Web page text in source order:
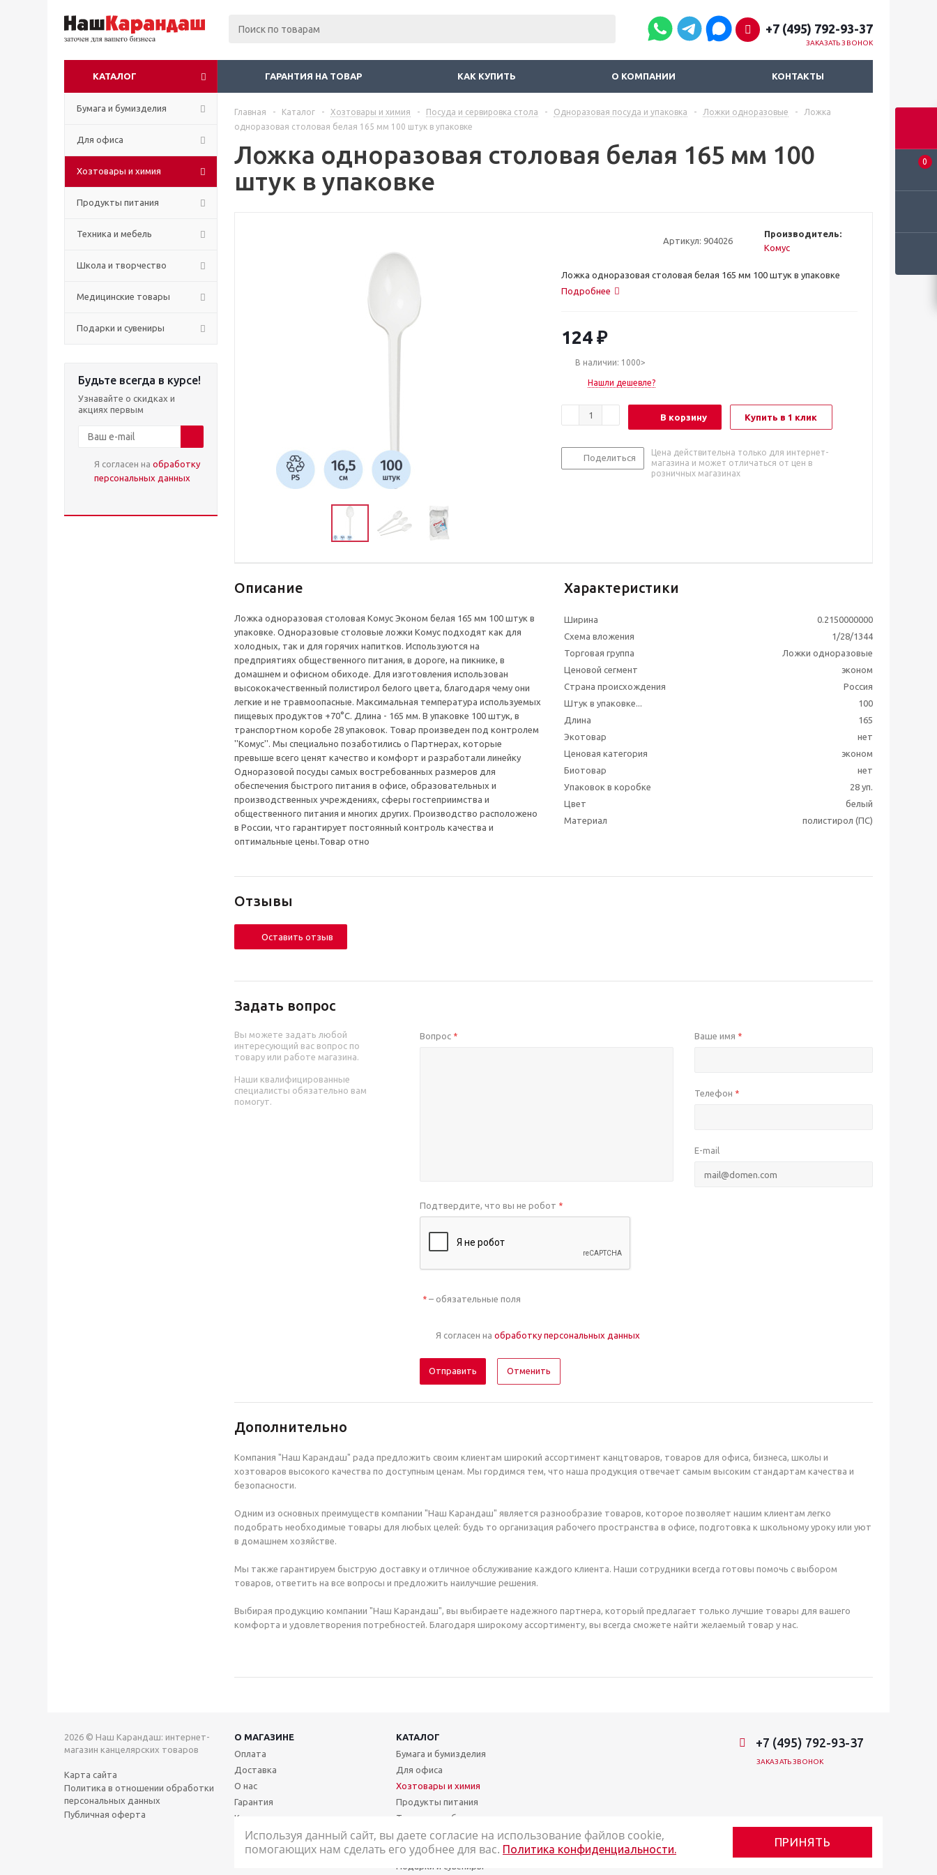
0
+7 (495) 792-93-37
ЗАКАЗАТЬ ЗВОНОК
КАТАЛОГ ГАРАНТИЯ НА ТОВАР КАК КУПИТЬ О КОМПАНИИ КОНТАКТЫ
Бумага и бумизделия
Для офиса
Хозтовары и химия
Продукты питания
Техника и мебель
Школа и творчество
Медицинские товары
Подарки и сувениры
Будьте всегда в курсе!
Узнавайте о скидках и
акциях первым
Я согласен на обработку
персональных данных
Главная - Каталог - Хозтовары и химия - Посуда и сервировка стола - Одноразовая посуда и упаковка - Ложки одноразовые -
Ложка
одноразовая столовая белая 165 мм 100 штук в упаковке
Ложка одноразовая столовая белая 165 мм 100
штук в упаковке
Артикул: 904026
Производитель:
Комус
Ложка одноразовая столовая белая 165 мм 100 штук в упаковке
Подробнее
124 ₽
В наличии: 1000>
Нашли дешевле?
В корзину Купить в 1 клик
Поделиться
Цена действительна только для интернет-
магазина и может отличаться от цен в
розничных магазинах
Описание
Ложка одноразовая столовая Комус Эконом белая 165 мм 100 штук в
упаковке. Одноразовые столовые ложки Комус подходят как для
холодных, так и для горячих напитков. Используются на
предприятиях общественного питания, в дороге, на пикнике, в
домашнем и офисном обиходе. Для изготовления использован
высококачественный полистирол белого цвета, благодаря чему они
легкие и не травмоопасные. Максимальная температура используемых
пищевых продуктов +70°С. Длина - 165 мм. В упаковке 100 штук, в
транспортном коробе 28 упаковок. Товар произведен под контролем
''Комус''. Мы специально позаботились о Партнерах, которые
превыше всего ценят качество и комфорт и разработали линейку
Одноразовой посуды самых востребованных размеров для
обеспечения быстрого питания в офисе, образовательных и
производственных учреждениях, сферы гостеприимства и
общественного питания и многих других. Производство расположено
в России, что гарантирует постоянный контроль качества и
оптимальные цены.Товар отно
Характеристики
Ширина
0.2150000000
Схема вложения
1/28/1344
Торговая группа
Ложки одноразовые
Ценовой сегмент
эконом
Страна происхождения
Россия
Штук в упаковке...
100
Длина
165
Экотовар
нет
Ценовая категория
эконом
Биотовар
нет
Упаковок в коробке
28 уп.
Цвет
белый
Материал
полистирол (ПС)
Отзывы
Оставить отзыв
Задать вопрос
Вы можете задать любой
интересующий вас вопрос по
товару или работе магазина.
Наши квалифицированные
специалисты обязательно вам
помогут.
Вопрос * Ваше имя *
Телефон *
E-mail
Подтвердите, что вы не робот *
*– обязательные поля
Я согласен на обработку персональных данных
Отменить
Дополнительно
Компания "Наш Карандаш" рада предложить своим клиентам широкий ассортимент канцтоваров, товаров для офиса, бизнеса, школы и
хозтоваров высокого качества по доступным ценам. Мы гордимся тем, что наша продукция отвечает самым высоким стандартам качества и
безопасности.
Одним из основных преимуществ компании "Наш Карандаш" является разнообразие товаров, которое позволяет нашим клиентам легко
подобрать необходимые товары для любых целей: будь то организация рабочего пространства в офисе, подготовка к школьному уроку или уют
в домашнем хозяйстве.
Мы также гарантируем быструю доставку и отличное обслуживание каждого клиента. Наши сотрудники всегда готовы помочь с выбором
товаров, ответить на все вопросы и предложить наилучшие решения.
Выбирая продукцию компании "Наш Карандаш", вы выбираете надежного партнера, который предлагает только лучшие товары для вашего
комфорта и удовлетворения потребностей. Благодаря широкому ассортименту, вы всегда сможете найти желаемый товар у нас.
2026 © Наш Карандаш: интернет-
магазин канцелярских товаров
Карта сайта
Политика в отношении обработки
персональных данных
Публичная оферта
О МАГАЗИНЕ
КАТАЛОГ
Оплата
Доставка
О нас
Гарантия
Контакты
Бумага и бумизделия
Для офиса
Хозтовары и химия
Продукты питания
Техника и мебель
Школа и творчество
Медицинские товары
Подарки и сувениры
+7 (495) 792-93-37
ЗАКАЗАТЬ ЗВОНОК
Используя данный сайт, вы даете согласие на использование файлов cookie,
помогающих нам сделать его удобнее для вас. Политика конфиденциальности.
ПРИНЯТЬ